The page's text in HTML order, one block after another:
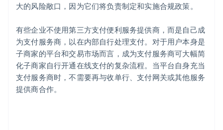
大的风险敞口，因为它们将负责制定和实施合规政策。
有些企业不使用第三方支付便利服务提供商，而是自己成
为支付服务商，以在内部自行处理支付。对于用户本身是
子商家的平台和交易市场而言，成为支付服务商可大幅简
化子商家自行开通在线支付的复杂流程。当平台自身充当
支付服务商时，不需要再与收单行、支付网关或其他服务
提供商合作。